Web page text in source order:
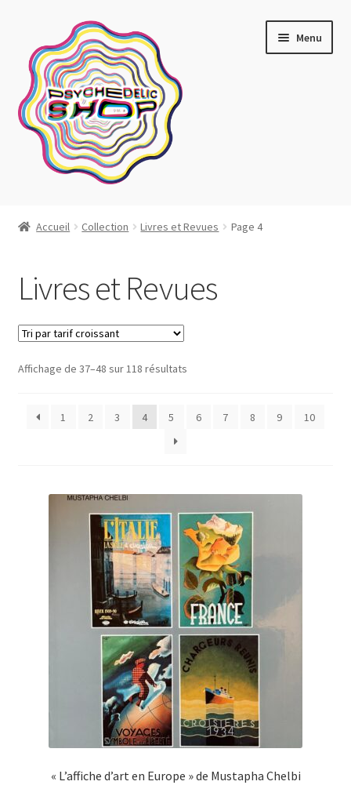
navigation
contenu
Menu
Affiches
Blotter art
A Propos
Accueil Collection Livres et Revues Page 4
Livres et Revues
Affichage de 37–48 sur 118 résultatsTrié
croissant
1 2 3 4 5 6 7 8 9 10
« L’affiche d’art en Europe » de Mustapha Chelbi